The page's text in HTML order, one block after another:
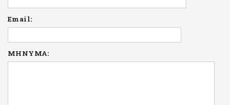
Email:
ΜΗΝΥΜΑ: